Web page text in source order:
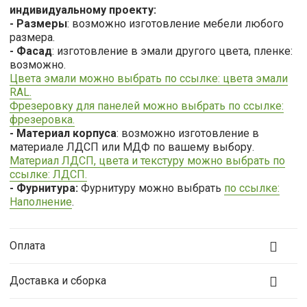
индивидуальному проекту:
- Размеры: возможно изготовление мебели любого
размера.
- Фасад: изготовление в эмали другого цвета, пленке:
возможно.
Цвета эмали можно выбрать по ссылке: цвета эмали
RAL.
Фрезеровку для панелей можно выбрать по ссылке:
фрезеровка.
- Материал корпуса: возможно изготовление в
материале ЛДСП или МДФ по вашему выбору.
Материал ЛДСП, цвета и текстуру можно выбрать по
ссылке: ЛДСП.
- Фурнитура: Фурнитуру можно выбрать по ссылке:
Наполнение.
Оплата
Доставка и сборка